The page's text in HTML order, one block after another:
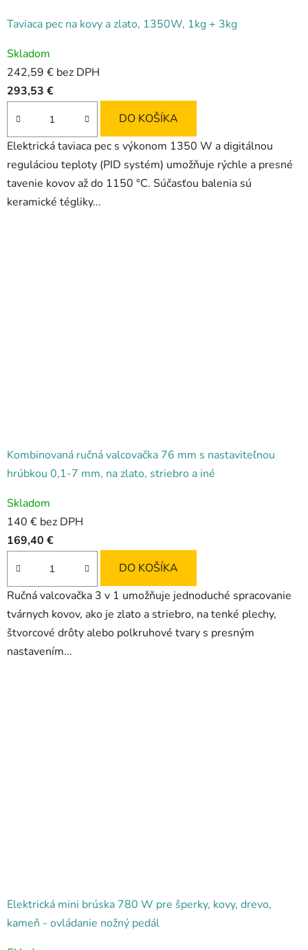
Taviaca pec na kovy a zlato, 1350W, 1kg + 3kg
hodnotenie
produktu
je
5,0
z
5
hviezdičiek.
Skladom
242,59 € bez DPH
293,53 €
DO KOŠÍKA
Elektrická taviaca pec s výkonom 1350 W a digitálnou
reguláciou teploty (PID systém) umožňuje rýchle a presné
tavenie kovov až do 1150 °C. Súčasťou balenia sú
keramické tégliky...
Kombinovaná ručná valcovačka 76 mm s nastaviteľnou
hrúbkou 0,1-7 mm, na zlato, striebro a iné
hodnotenie
produktu
je
5,0
z
5
hviezdičiek.
Skladom
140 € bez DPH
169,40 €
DO KOŠÍKA
Ručná valcovačka 3 v 1 umožňuje jednoduché spracovanie
tvárnych kovov, ako je zlato a striebro, na tenké plechy,
štvorcové drôty alebo polkruhové tvary s presným
nastavením...
Elektrická mini brúska 780 W pre šperky, kovy, drevo,
kameň - ovládanie nožný pedál